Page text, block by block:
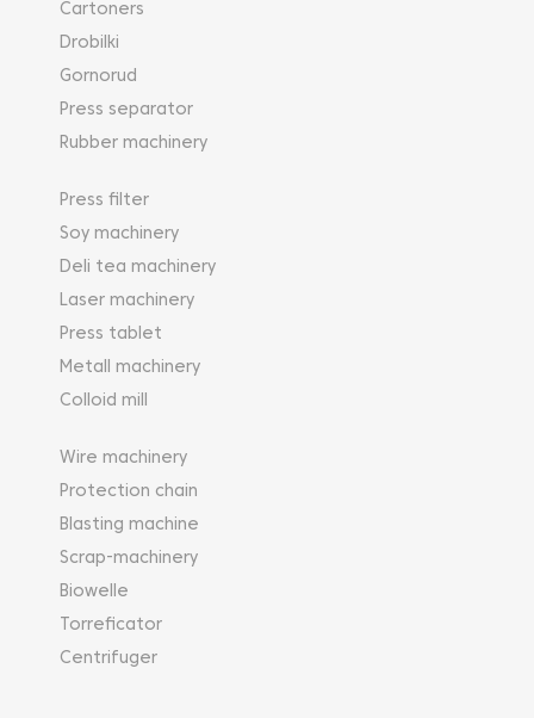
Cartoners
Drobilki
Gornorud
Press separator
Rubber machinery
Press filter
Soy machinery
Deli tea machinery
Laser machinery
Press tablet
Metall machinery
Colloid mill
Wire machinery
Protection chain
Blasting machine
Scrap-machinery
Biowelle
Torreficator
Centrifuger